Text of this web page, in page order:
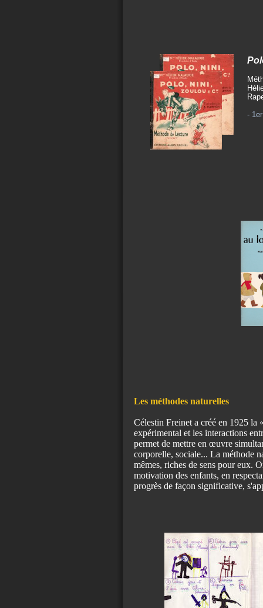
Les méthodes naturelles
Célestin Freinet a créé en 1925 la
expérimental et les interactions
permet de mettre en œuvre
corporelle, sociale... La méthode
mêmes, riches de sens pour eux.
motivation des enfants, en
progrès de façon significative,
-